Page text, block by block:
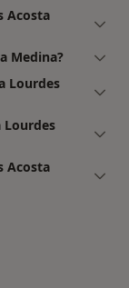
Acosta
Medina?
Lourdes
Lourdes
Acosta